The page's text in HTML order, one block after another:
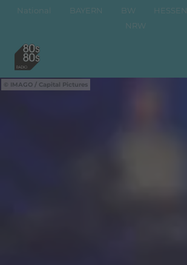
National BAYERN BW HESSEN
NRW
IMAGO / Capital Pictures